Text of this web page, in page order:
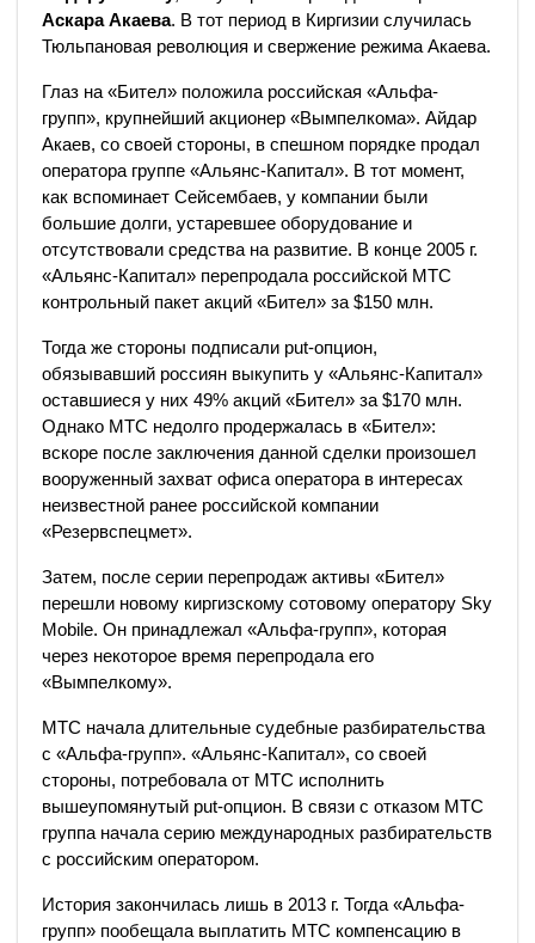
Аскара Акаева. В тот период в Киргизии случилась
Тюльпановая революция и свержение режима Акаева.
Глаз на «Бител» положила российская «Альфа-
групп», крупнейший акционер «Вымпелкома». Айдар
Акаев, со своей стороны, в спешном порядке продал
оператора группе «Альянс-Капитал». В тот момент,
как вспоминает Сейсембаев, у компании были
большие долги, устаревшее оборудование и
отсутствовали средства на развитие. В конце 2005 г.
«Альянс-Капитал» перепродала российской МТС
контрольный пакет акций «Бител» за $150 млн.
Тогда же стороны подписали put-опцион,
обязывавший россиян выкупить у «Альянс-Капитал»
оставшиеся у них 49% акций «Бител» за $170 млн.
Однако МТС недолго продержалась в «Бител»:
вскоре после заключения данной сделки произошел
вооруженный захват офиса оператора в интересах
неизвестной ранее российской компании
«Резервспецмет».
Затем, после серии перепродаж активы «Бител»
перешли новому киргизскому сотовому оператору Sky
Mobile. Он принадлежал «Альфа-групп», которая
через некоторое время перепродала его
«Вымпелкому».
МТС начала длительные судебные разбирательства
с «Альфа-групп». «Альянс-Капитал», со своей
стороны, потребовала от МТС исполнить
вышеупомянутый put-опцион. В связи с отказом МТС
группа начала серию международных разбирательств
с российским оператором.
История закончилась лишь в 2013 г. Тогда «Альфа-
групп» пообещала выплатить МТС компенсацию в